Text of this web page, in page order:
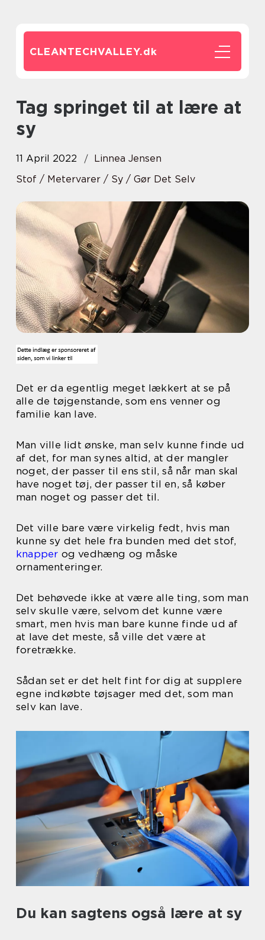
CLEANTECHVALLEY.dk
Tag springet til at lære at
sy
11 April 2022
Linnea Jensen
Stof / Metervarer / Sy / Gør Det Selv
Det er da egentlig meget lækkert at se på
alle de tøjgenstande, som ens venner og
familie kan lave.
Man ville lidt ønske, man selv kunne finde ud
af det, for man synes altid, at der mangler
noget, der passer til ens stil, så når man skal
have noget tøj, der passer til en, så køber
man noget og passer det til.
Det ville bare være virkelig fedt, hvis man
kunne sy det hele fra bunden med det stof,
knapper og vedhæng og måske
ornamenteringer.
Det behøvede ikke at være alle ting, som man
selv skulle være, selvom det kunne være
smart, men hvis man bare kunne finde ud af
at lave det meste, så ville det være at
foretrække.
Sådan set er det helt fint for dig at supplere
egne indkøbte tøjsager med det, som man
selv kan lave.
Du kan sagtens også lære at sy